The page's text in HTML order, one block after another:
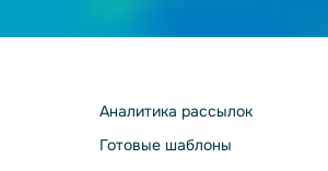
Аналитика рассылок
Готовые шаблоны